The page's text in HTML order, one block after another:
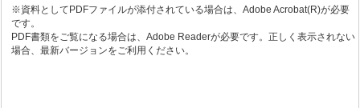
※資料としてPDFファイルが添付されている場合は、Adobe Acrobat(R)が必要
です。
PDF書類をご覧になる場合は、Adobe Readerが必要です。正しく表示されない
場合、最新バージョンをご利用ください。